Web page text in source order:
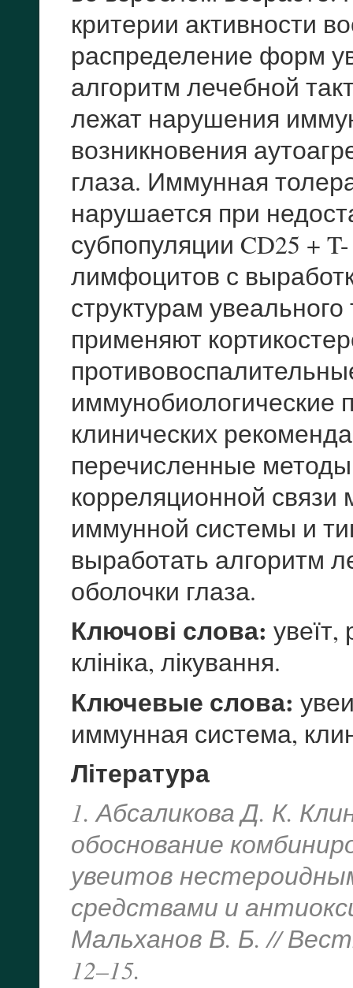
критерии активности
распределение форм
алгоритм лечебной
лежат нарушения
возникновения
глаза. Иммунная
нарушается при
субпопуляции CD25 +
лимфоцитов с
структурам
применяют
иммунобиологические
клинических
перечисленные
корреляционной
иммунной системы и
выработать алгоритм
оболочки глаза.
Ключові слова:
клініка, лікування.
Ключевые слова:
иммунная система,
Література
1. Абсаликова Д. К.
обоснование
увеитов
средствами и
Мальханов В. Б. //
12–15.